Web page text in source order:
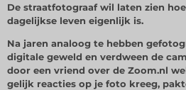
De straatfotograaf wil laten zien
dagelijkse leven eigenlijk is.
Na jaren analoog te hebben
digitale geweld en verdween de
door een vriend over de Zoom.nl
gelijk reacties op je foto kreeg,